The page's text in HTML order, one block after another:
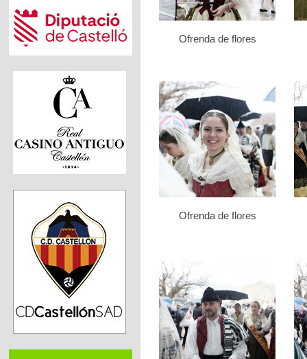
Ofrenda de flores
Ofrenda de flores